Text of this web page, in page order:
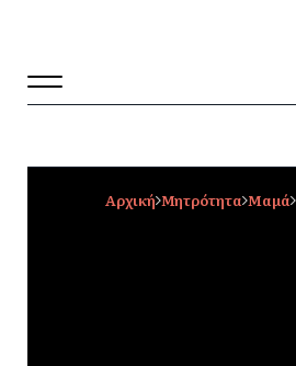
Αρχική Μητρότητα Μαμά